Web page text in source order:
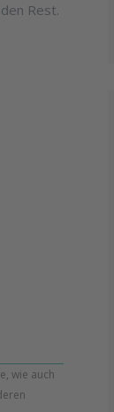
Rest.
wie auch